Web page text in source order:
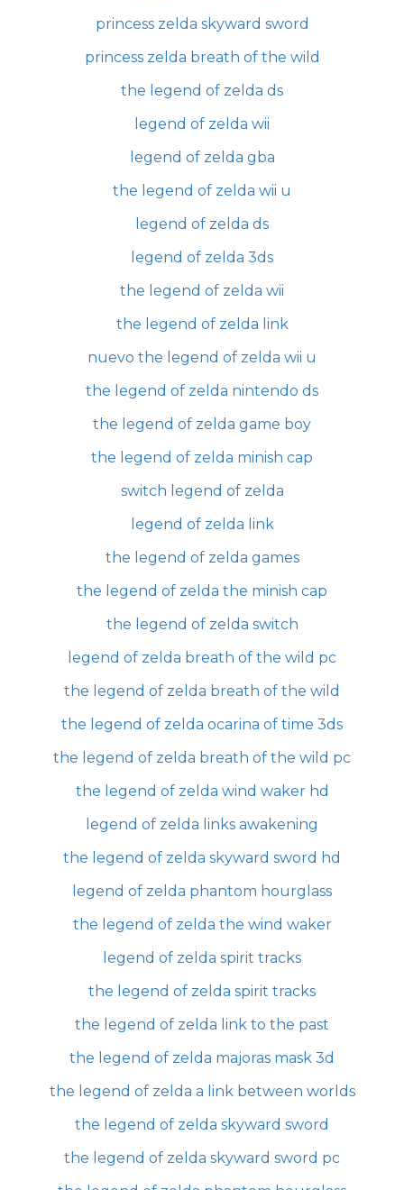
princess zelda skyward sword
princess zelda breath of the wild
the legend of zelda ds
legend of zelda wii
legend of zelda gba
the legend of zelda wii u
legend of zelda ds
legend of zelda 3ds
the legend of zelda wii
the legend of zelda link
nuevo the legend of zelda wii u
the legend of zelda nintendo ds
the legend of zelda game boy
the legend of zelda minish cap
switch legend of zelda
legend of zelda link
the legend of zelda games
the legend of zelda the minish cap
the legend of zelda switch
legend of zelda breath of the wild pc
the legend of zelda breath of the wild
the legend of zelda ocarina of time 3ds
the legend of zelda breath of the wild pc
the legend of zelda wind waker hd
legend of zelda links awakening
the legend of zelda skyward sword hd
legend of zelda phantom hourglass
the legend of zelda the wind waker
legend of zelda spirit tracks
the legend of zelda spirit tracks
the legend of zelda link to the past
the legend of zelda majoras mask 3d
the legend of zelda a link between worlds
the legend of zelda skyward sword
the legend of zelda skyward sword pc